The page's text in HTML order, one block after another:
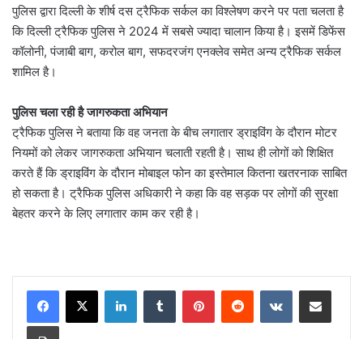
पुलिस द्वारा दिल्ली के शीर्ष दस ट्रैफिक सर्कल का विश्लेषण करने पर पता चलता है
कि दिल्ली ट्रैफिक पुलिस ने 2024 में सबसे ज्यादा चालान किया है। इसमें डिफेंस
कॉलोनी, पंजाबी बाग, करोल बाग, सफदरजंग एनक्लेव समेत अन्य ट्रैफिक सर्कल
शामिल है।
पुलिस चला रही है जागरुकता अभियान
ट्रैफिक पुलिस ने बताया कि वह जनता के बीच लगातार ड्राइविंग के दौरान मोटर
नियमों को लेकर जागरुकता अभियान चलाती रहती है। साथ ही लोगों को शिक्षित
करते हैं कि ड्राइविंग के दौरान मोबाइल फोन का इस्तेमाल कितना खतरनाक साबित
हो सकता है। ट्रैफिक पुलिस अधिकारी ने कहा कि वह सड़क पर लोगों की सुरक्षा
बेहतर करने के लिए लगातार काम कर रही है।
LinkedInTumblr PinterestReddit VKontakteShare via Email
Print